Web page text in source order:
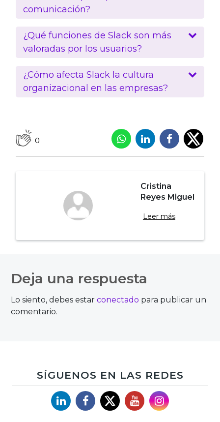
comunicación?
¿Qué funciones de Slack son más
valoradas por los usuarios?
¿Cómo afecta Slack la cultura
organizacional en las empresas?
0
Cristina
Reyes Miguel
Leer más
de
entradas
Deja una respuesta
Lo siento, debes estarconectado para publicar un
comentario.
SÍGUENOS EN LAS REDES
LinkedinFacebook
X YouTubeInstagram